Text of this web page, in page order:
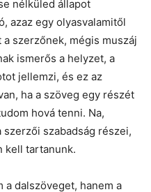
nélküled állapot
azaz egy olyasvalamitől
szerzőnek, mégis muszáj
ismerős a helyzet, a
jellemzi, és ez az
ha a szöveg egy részét
hová tenni. Na,
szabadság részei,
kell tartanunk.
a dalszöveget, hanem a